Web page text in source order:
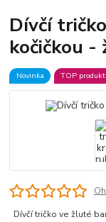
Dívčí
kočičkou -
Novinka TOP produkt
Dívčí tričko ve žluté